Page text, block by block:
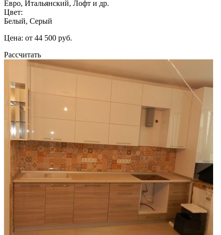
Евро, Итальянский, Лофт и др.
Цвет:
Белый, Серый
Цена: от 44 500 руб.
Рассчитать